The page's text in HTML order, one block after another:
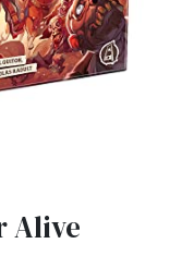
Alive